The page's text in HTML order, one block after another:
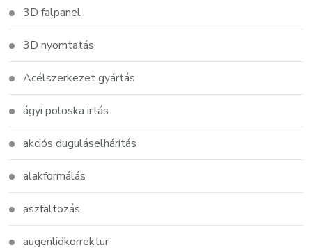
3D falpanel
3D nyomtatás
Acélszerkezet gyártás
ágyi poloska irtás
akciós duguláselhárítás
alakformálás
aszfaltozás
augenlidkorrektur